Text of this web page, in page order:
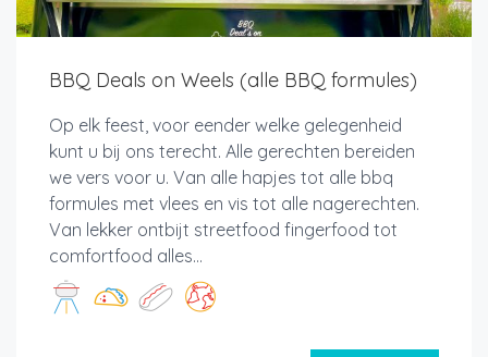
BBQ Deals on Weels (alle BBQ formules)
Op elk feest, voor eender welke gelegenheid
kunt u bij ons terecht. Alle gerechten bereiden
we vers voor u. Van alle hapjes tot alle bbq
formules met vlees en vis tot alle nagerechten.
Van lekker ontbijt streetfood fingerfood tot
comfortfood alles...